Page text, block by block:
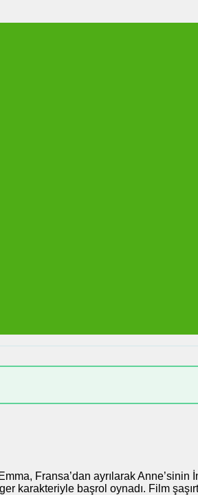
Fransa’dan ayrılarak Anne’sinin
karakteriyle başrol oynadı. Film